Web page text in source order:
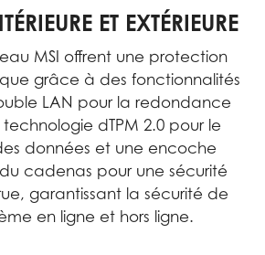
ET EXTÉRIEURE
MSI offrent une protection
grâce à des fonctionnalités
LAN pour la redondance
dTPM 2.0 pour le
données et une encoche
cadenas pour une sécurité
garantissant la sécurité de
en ligne et hors ligne.